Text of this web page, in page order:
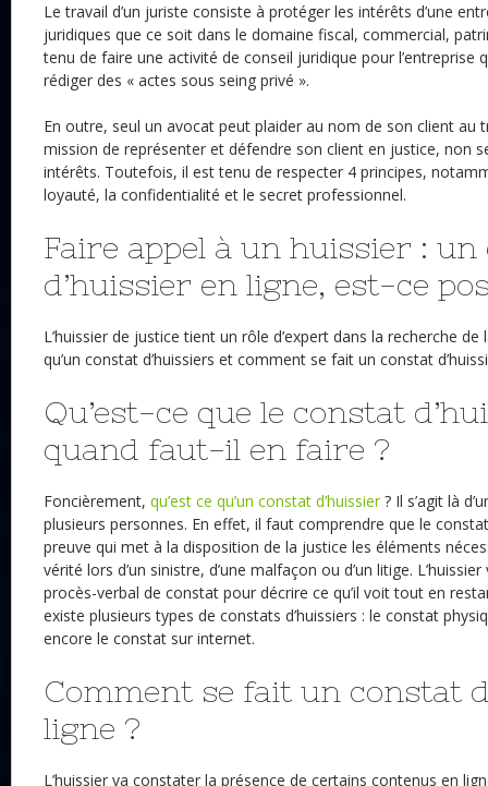
Le travail d’un juriste consiste à protéger les intérêts d’une
juridiques que ce soit dans le domaine fiscal, commercial,
tenu de faire une activité de conseil juridique pour l’entreprise
rédiger des « actes sous seing privé ».
En outre, seul un avocat peut plaider au nom de son client au
mission de représenter et défendre son client en justice, non
intérêts. Toutefois, il est tenu de respecter 4 principes,
loyauté, la confidentialité et le secret professionnel.
Faire appel à un huissier :
d’huissier en ligne, est-ce
L’huissier de justice tient un rôle d’expert dans la recherche de
qu’un constat d’huissiers et comment se fait un constat
Qu’est-ce que le constat
quand faut-il en faire ?
Foncièrement, qu’est ce qu’un constat d’huissier ? Il s’agit là
plusieurs personnes. En effet, il faut comprendre que le
preuve qui met à la disposition de la justice les éléments
vérité lors d’un sinistre, d’une malfaçon ou d’un litige.
procès-verbal de constat pour décrire ce qu’il voit tout en
existe plusieurs types de constats d’huissiers : le constat
encore le constat sur internet.
Comment se fait un constat
ligne ?
L’huissier va constater la présence de certains contenus en